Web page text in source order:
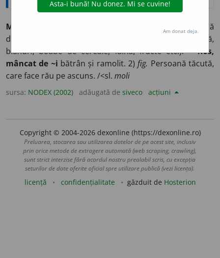
M
1) Specie de fluturi mici, ale căror larve atacă
diferite produse animale sau vegetale (obiecte de lână,
blănuri, boabe de cereale, făină, fructe etc.).* Ros,
mâncat de ~i bătrân și ramolit. 2)fig. Persoană tăcută,
care face rău pe ascuns. /<sl. moli
sursa: NODEX (2002) adăugată de siveco acțiuni
Copyright © 2004-2026 dexonline (https://dexonline.ro)
Preluarea, stocarea sau utilizarea datelor de pe acest site, inclusiv
prin orice metode de extragere automată (web scraping, crawling),
sunt strict interzise fără acordul nostru prealabil scris, cu excepția
seturilor de date oferite oficial spre utilizare publică (vezi licența).
licență confidențialitate găzduit de Hosterion
Am donat deja.